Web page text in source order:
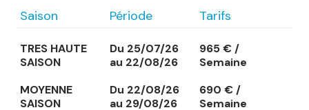
Saison Période Tarifs
TRES HAUTE
SAISON
Du 25/07/26
au 22/08/26
965 € /
Semaine
MOYENNE
SAISON
Du 22/08/26
au 29/08/26
690 € /
Semaine